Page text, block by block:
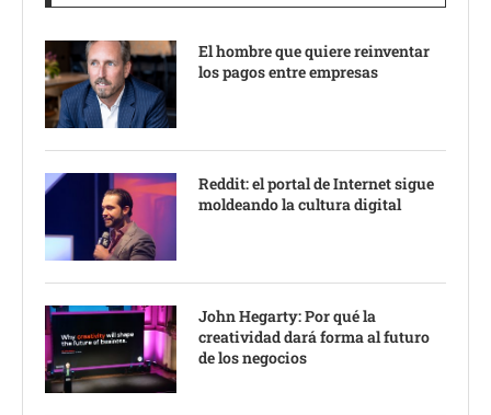
El hombre que quiere reinventar
los pagos entre empresas
Reddit: el portal de Internet sigue
moldeando la cultura digital
John Hegarty: Por qué la
creatividad dará forma al futuro
de los negocios